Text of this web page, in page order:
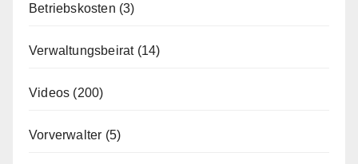
Betriebskosten (3)
Verwaltungsbeirat(14)
Videos (200)
Vorverwalter (5)